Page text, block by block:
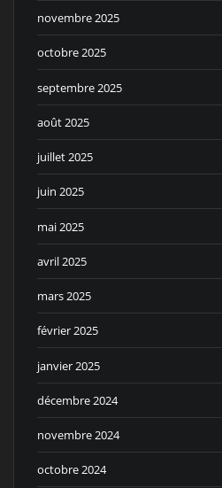
novembre 2025
octobre 2025
septembre 2025
août 2025
juillet 2025
juin 2025
mai 2025
avril 2025
mars 2025
février 2025
janvier 2025
décembre 2024
novembre 2024
octobre 2024